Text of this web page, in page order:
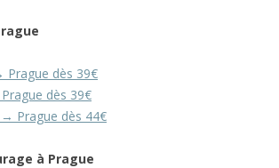
Prague dès 39€
dès 39€
Prague dès 44€
à Prague